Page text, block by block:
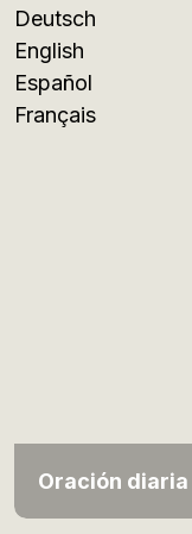
Deutsch
English
Español
Français
Oración diaria